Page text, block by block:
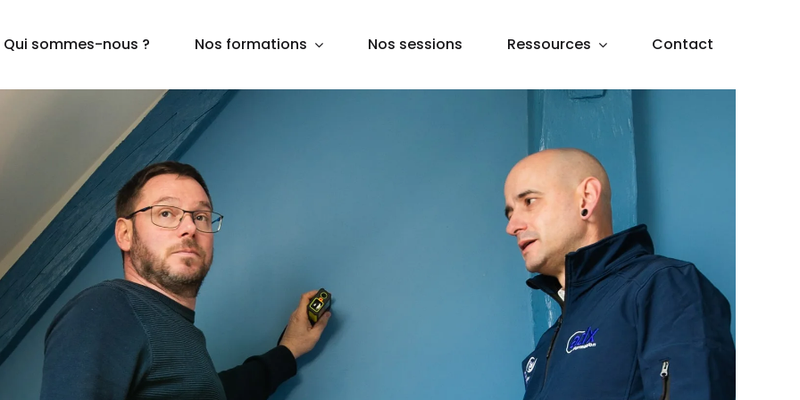
Qui sommes-nous ? Nos formations Nos sessions Ressources Contact